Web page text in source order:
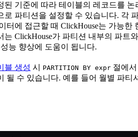
된 기준에 따라 테이블의 레코드를
로 파티션을 설정할 수 있습니다. 각
터에 접근할 때 ClickHouse는 가능
는 ClickHouse가 파티션 내부의 파트
능 향상에 도움이 됩니다.
블 생성 시 PARTITION BY expr 절에
될 수 있습니다. 예를 들어 월별 파티